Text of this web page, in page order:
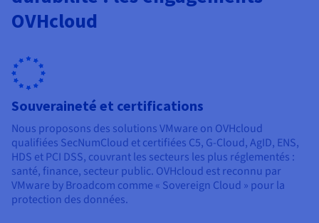
OVHcloud
Souveraineté et certifications
Nous proposons des solutions VMware on OVHcloud
qualifiées SecNumCloud et certifiées C5, G-Cloud, AgID, ENS,
HDS et PCI DSS, couvrant les secteurs les plus réglementés :
santé, finance, secteur public. OVHcloud est reconnu par
VMware by Broadcom comme « Sovereign Cloud » pour la
protection des données.